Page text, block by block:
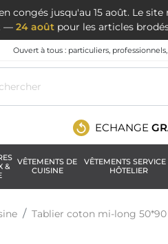
congés jusqu'au 15 août. Le
— 24 août pour les articles
Ouvert à tous : particuliers,
ECHANGE
&
VÊTEMENTS DE
CUISINE
VÊTEMENTS SERVICE
HÔTELIER
Tablier coton mi-long